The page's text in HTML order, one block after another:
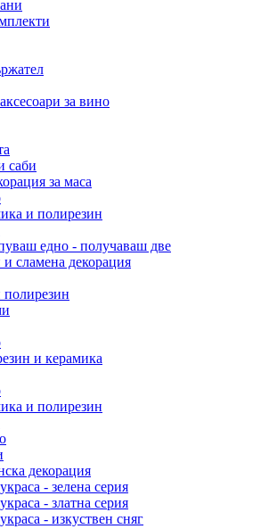
за вино
саби
за маса
и полирезин
едно - получаваш две
и сламена декорация
и керамика
и полирезин
декорация
- зелена серия
- златна серия
- изкуствен сняг